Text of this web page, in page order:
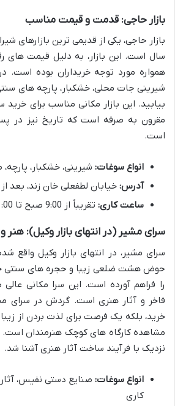
بازار حاجی: قدمت و قیمت مناسب
بازار حاجی، یکی از قدیمی ترین بازارهای
سال است. این بازار، به دلیل قیمت های
همواره مورد توجه خریداران بوده است.
شیرینی جات محلی، خشکبار، پارچه های
بیابید. این بازار مکانی مناسب برای
مقرون به صرفه است که تاریخ نیز در
است.
انواع سوغات: شیرینی، خشکبار،
آدرس: خیابان لطفعلی خان زند، بعد
ساعت کاری: تقریباً از 9:00 صبح تا 21:00 شب
سرای مشیر (در انتهای بازار وکیل): هنر
سرای مشیر، در انتهای بازار وکیل واقع
حوض هشت ضلعی زیبا و حجره های سنتی
را فراهم آورده است. این سرا مکانی
فاخر و آثار هنری است. گردش در سرای
خرید، بلکه یک فرصت برای لذت بردن از
مشاهده کارگاه های کوچک هنرمندان است.
نزدیک با فرآیند ساخت آثار هنری آشنا شد.
انواع سوغات: صنایع دستی نفیس، آثار
کاری